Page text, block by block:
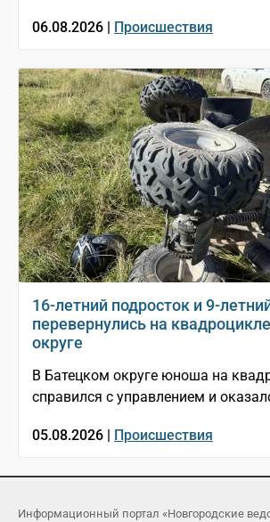
06.08.2026 | Происшествия
16-летний подросток и 9-
перевернулись на
округе
В Батецком округе юноша на
справился с управлением и
05.08.2026 | Происшествия
Информационный портал «Новгородские